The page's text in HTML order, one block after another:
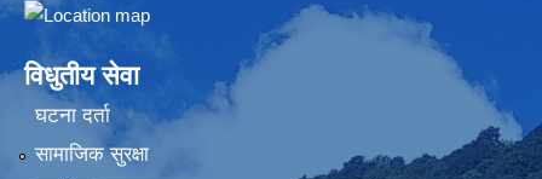
Embed Google Map
विधुतीय सेवा
घटना दर्ता
सामाजिक सुरक्षा